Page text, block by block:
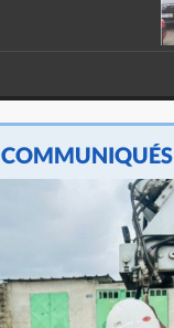
COMMUNIQUÉS